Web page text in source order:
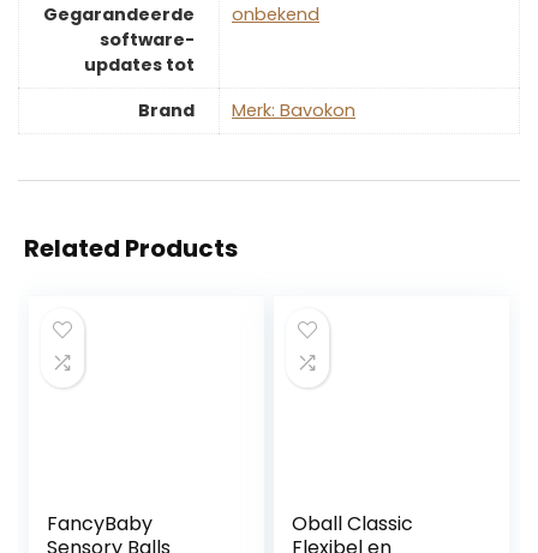
Gegarandeerde
software-
updates tot
‎onbekend
Brand Merk: Bavokon
Related Products
FancyBaby
Oball Classic